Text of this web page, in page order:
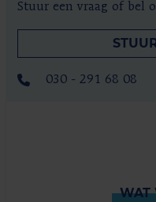
Stuur een vraag of bel
030 - 291 68 08
WAT